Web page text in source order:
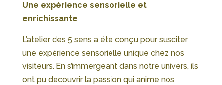
Une expérience sensorielle et
enrichissante
L’atelier des 5 sens a été conçu pour susciter
une expérience sensorielle unique chez nos
visiteurs. En s’immergeant dans notre univers, ils
ont pu découvrir la passion qui anime nos